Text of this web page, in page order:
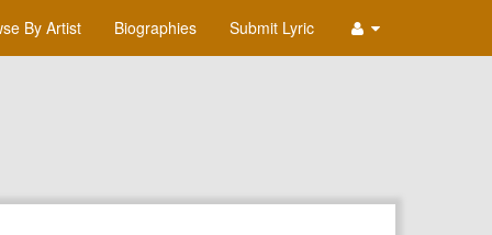
By Artist Biographies Submit Lyric